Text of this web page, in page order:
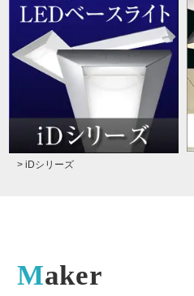
> iDシリーズ
Maker